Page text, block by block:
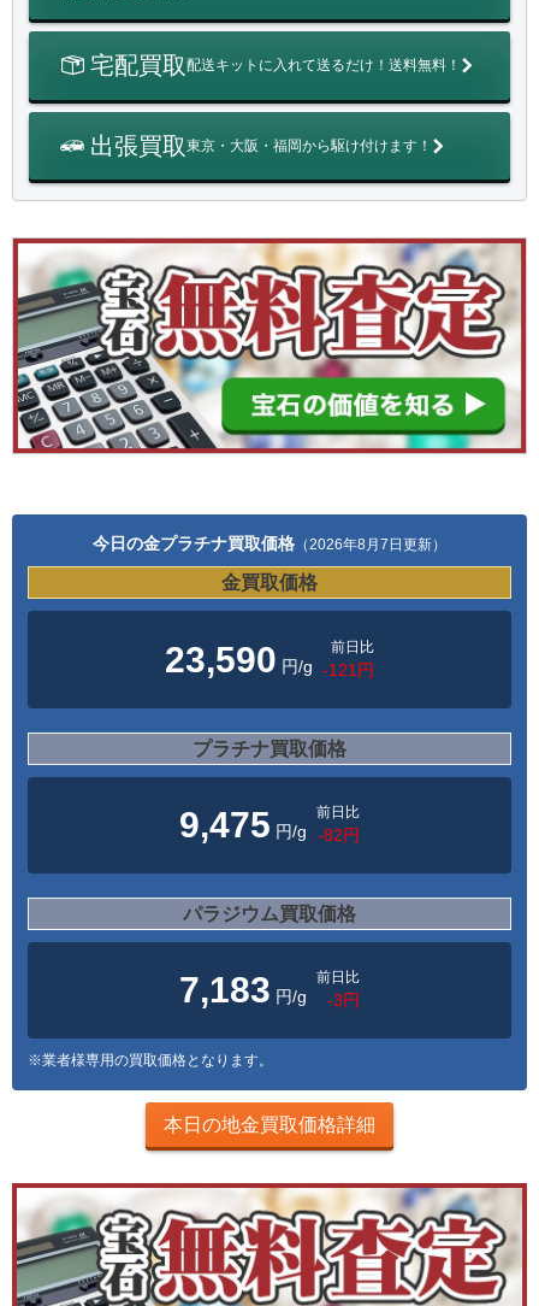
宅配買取配送キットに入れて送るだけ！送料無料！
出張買取東京・大阪・福岡から駆け付けます！
今日の金プラチナ買取価格 （2026年8月7日更新）
金買取価格
23,590 円/g
前日比
-121円
プラチナ買取価格
9,475 円/g
前日比
-82円
パラジウム買取価格
7,183 円/g
前日比
-3円
※業者様専用の買取価格となります。
本日の地金買取価格詳細